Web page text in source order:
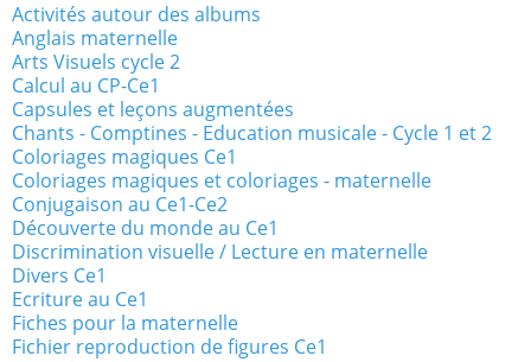
Activités autour des albums
Anglais maternelle
Arts Visuels cycle 2
Calcul au CP-Ce1
Capsules et leçons augmentées
Chants - Comptines - Education musicale - Cycle 1 et 2
Coloriages magiques Ce1
Coloriages magiques et coloriages - maternelle
Conjugaison au Ce1-Ce2
Découverte du monde au Ce1
Discrimination visuelle / Lecture en maternelle
Divers Ce1
Ecriture au Ce1
Fiches pour la maternelle
Fichier reproduction de figures Ce1